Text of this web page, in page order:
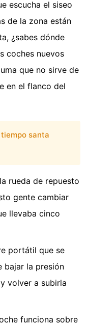
escucha el siseo
de la zona están
¿sabes dónde
coches nuevos
que no sirve de
en el flanco del
santa
rueda de repuesto
gente cambiar
llevaba cinco
portátil que se
bajar la presión
volver a subirla
funciona sobre